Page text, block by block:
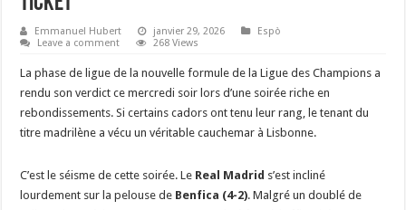
Emmanuel Hubert janvier 29, 2026
Espò
Leave a comment
268 Views
La phase de ligue de la nouvelle formule de la Ligue des Champions a
rendu son verdict ce mercredi soir lors d’une soirée riche en
rebondissements. Si certains cadors ont tenu leur rang, le tenant du
titre madrilène a vécu un véritable cauchemar à Lisbonne.
​C’est le séisme de cette soirée. Le Real Madrid s’est incliné
lourdement sur la pelouse de Benfica (4-2). Malgré un doublé de